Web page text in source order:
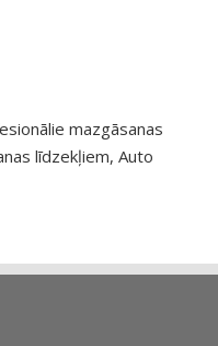
mazgāsanas
līdzekļiem, Auto